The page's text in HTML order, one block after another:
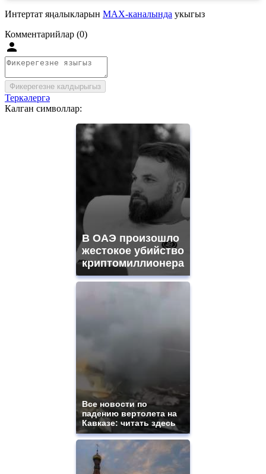
Интертат яңалыкларын MAX-каналында укыгыз
Комментарийлар (0)
Фикерегезне калдырыгыз
Теркәлергә
Калган символлар:
В ОАЭ произошло
жестокое убийство
криптомиллионера
Все новости по
падению вертолета на
Кавказе: читать здесь